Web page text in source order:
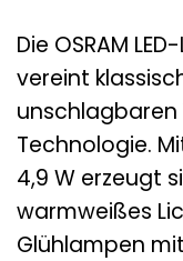
Die OSRAM
vereint
unschlagbaren
Technologie.
4,9 W erzeugt
warmweißes
Glühlampen